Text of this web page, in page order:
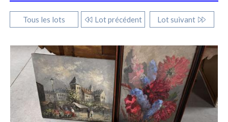
Tous les lots Lot précédent Lot suivant